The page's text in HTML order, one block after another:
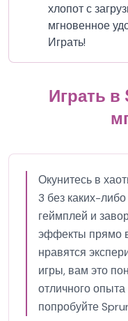
хлопот с
мгновенное
Играть!
Играть в
Окунитесь в
3 без каких-
геймплей и
эффекты прямо
нравятся
игры, вам это
отличного
попробуйте